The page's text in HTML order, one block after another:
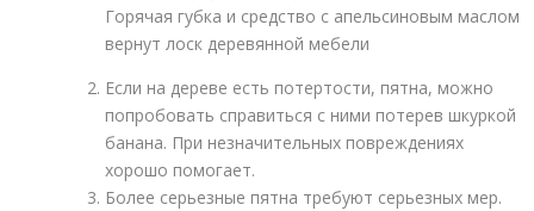
Горячая губка и средство с апельсиновым маслом
вернут лоск деревянной мебели
Если на дереве есть потертости, пятна, можно
попробовать справиться с ними потерев шкуркой
банана. При незначительных повреждениях
хорошо помогает.
Более серьезные пятна требуют серьезных мер.